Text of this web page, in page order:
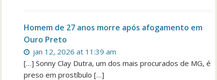
Homem de 27 anos morre após afogamento em
Ouro Preto
jan 12, 2026 at 11:39 am
[…] Sonny Clay Dutra, um dos mais procurados de MG, é
preso em prostíbulo […]